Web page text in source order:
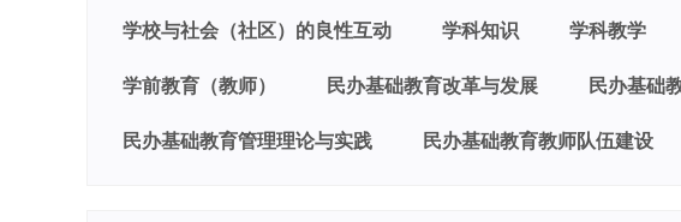
学校与社会（社区）的良性互动 学科知识 学科教学
学前教育（教师） 民办基础教育改革与发展 民办基础
民办基础教育管理理论与实践 民办基础教育教师队伍建设